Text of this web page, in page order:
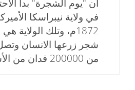
أن "يوم الشجرة" بدأ
في ولاية نيبراسكا
1872م، وتلك
شجر زرعها الانسان
من 200000 فدان من الأشجار.